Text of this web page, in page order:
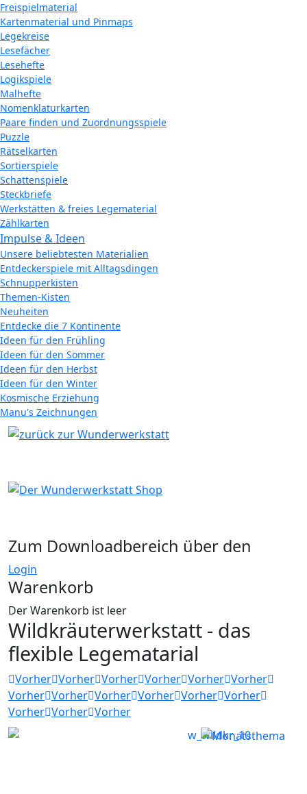
Freispielmaterial
Kartenmaterial und Pinmaps
Legekreise
Lesefächer
Lesehefte
Logikspiele
Malhefte
Nomenklaturkarten
Paare finden und Zuordnungsspiele
Puzzle
Rätselkarten
Sortierspiele
Schattenspiele
Steckbriefe
Werkstätten & freies Legematerial
Zählkarten
Impulse & Ideen
Unsere beliebtesten Materialien
Entdeckerspiele mit Alltagsdingen
Schnupperkisten
Themen-Kisten
Neuheiten
Entdecke die 7 Kontinente
Ideen für den Frühling
Ideen für den Sommer
Ideen für den Herbst
Ideen für den Winter
Kosmische Erziehung
Manu's Zeichnungen
Zum Downloadbereich über den
Login
Warenkorb
Der Warenkorb ist leer
Wildkräuterwerkstatt - das
flexible Legematarial
Vorher Vorher Vorher Vorher Vorher Vorher
Vorher Vorher Vorher Vorher Vorher Vorher
Vorher Vorher Vorher